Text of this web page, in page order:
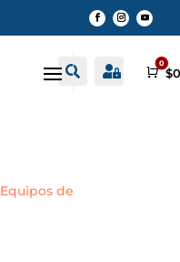
 Buscar
 Cuenta
0
$
Equipos de